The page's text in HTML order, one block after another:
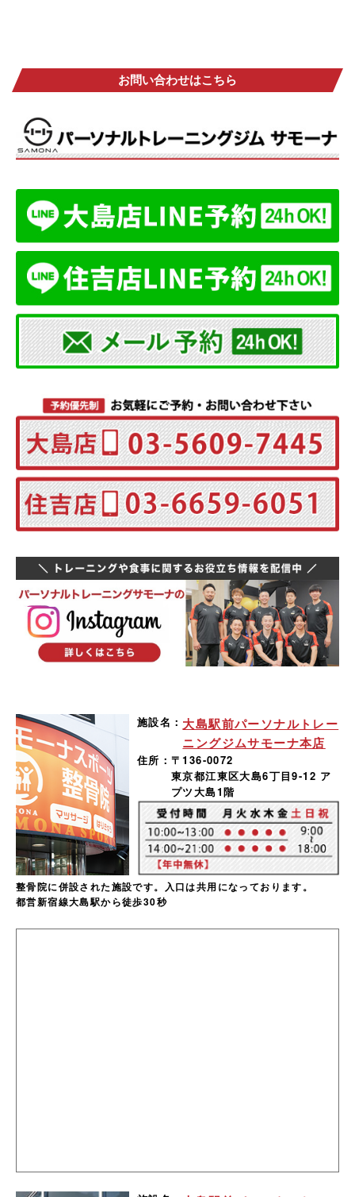
お問い合わせはこちら
施設名： 大島駅前パーソナルトレー
ニングジムサモーナ本店
住所： 〒136-0072
東京都江東区大島6丁目9-12 ア
プツ大島1階
整骨院に併設された施設です。入口は共用になっております。
都営新宿線大島駅から徒歩30秒